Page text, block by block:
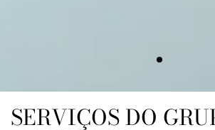
SERVIÇOS DO